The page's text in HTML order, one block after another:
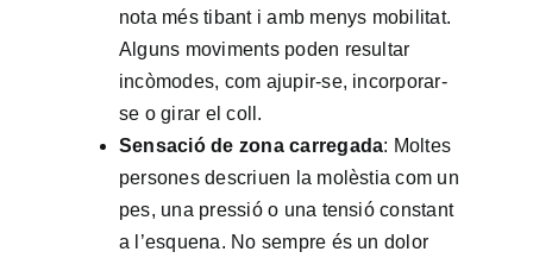
nota més tibant i amb menys mobilitat.
Alguns moviments poden resultar
incòmodes, com ajupir-se, incorporar-
se o girar el coll.
Sensació de zona carregada: Moltes
persones descriuen la molèstia com un
pes, una pressió o una tensió constant
a l’esquena. No sempre és un dolor